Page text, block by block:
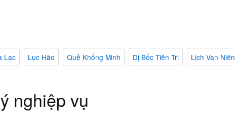
Lạc Lục Hào Quẻ Khổng Minh Dị Bốc Tiên Tri
Lịch Vạn Niên
nghiệp vụ